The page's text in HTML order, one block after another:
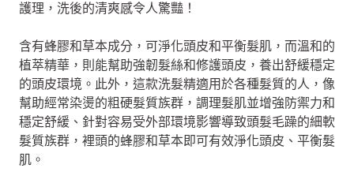
護理，洗後的清爽感令人驚豔！
含有蜂膠和草本成分，可淨化頭皮和平衡髮肌，而溫和的
植萃精華，則能幫助強韌髮絲和修護頭皮，養出舒緩穩定
的頭皮環境。此外，這款洗髮精適用於各種髮質的人，像
幫助經常染燙的粗硬髮質族群，調理髮肌並增強防禦力和
穩定舒緩、針對容易受外部環境影響導致頭髮毛躁的細軟
髮質族群，裡頭的蜂膠和草本即可有效淨化頭皮、平衡髮
肌。